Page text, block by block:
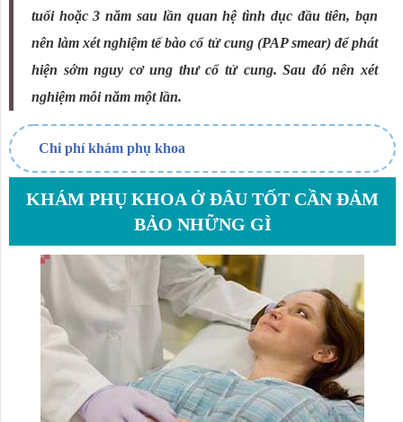
tuổi hoặc 3 năm sau lần quan hệ tình dục đầu tiên, bạn
nên làm xét nghiệm tế bào cổ tử cung (PAP smear) để phát
hiện sớm nguy cơ ung thư cổ tử cung. Sau đó nên xét
nghiệm mỗi năm một lần.
Chi phí khám phụ khoa
KHÁM PHỤ KHOA Ở ĐÂU TỐT CẦN ĐẢM
BẢO NHỮNG GÌ